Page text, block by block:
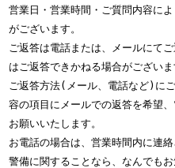
営業日・営業時間・ご質問内容に
がございます。
ご返答は電話または、メールにて
はご返答できかねる場合がござい
ご返答方法(メール、電話など)に
容の項目にメールでの返答を希望
お願いいたします。
お電話の場合は、営業時間内に連絡
警備に関することなら、なんでもお